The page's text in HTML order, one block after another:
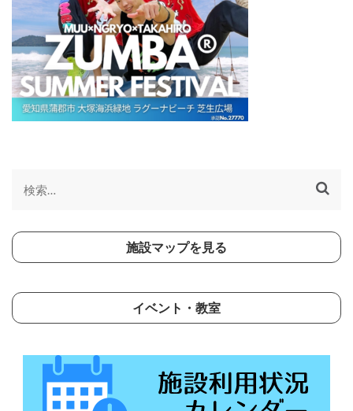
検
施設マップを見る
イベント・教室